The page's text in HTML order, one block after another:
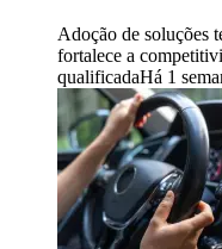
Adoção de soluções
fortalece a
qualificadaHá 1